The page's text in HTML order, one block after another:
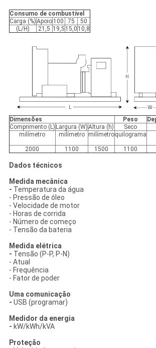
Consumo de combustível
Carga (%)Apoio 100 75
50
(L/H)
21,5 19,5 15,0 10,8
Dimensões Peso
Comprimento (L) Largura (W)Altura (h) Seco
milímetro
milímetro milímetroquilograma
2000 1100 1500 1100
Dados técnicos
Medida mecânica
- Temperatura da água
- Pressão de óleo
- Velocidade de motor
- Horas de corrida
- Número de começo
- Tensão da bateria
Medida elétrica
- Tensão (P-P, P-N)
- Atual
- Frequência
- Fator de poder
Uma comunicação
- USB (programar)
Medidor da energia
- kW/kWh/kVA
Proteção